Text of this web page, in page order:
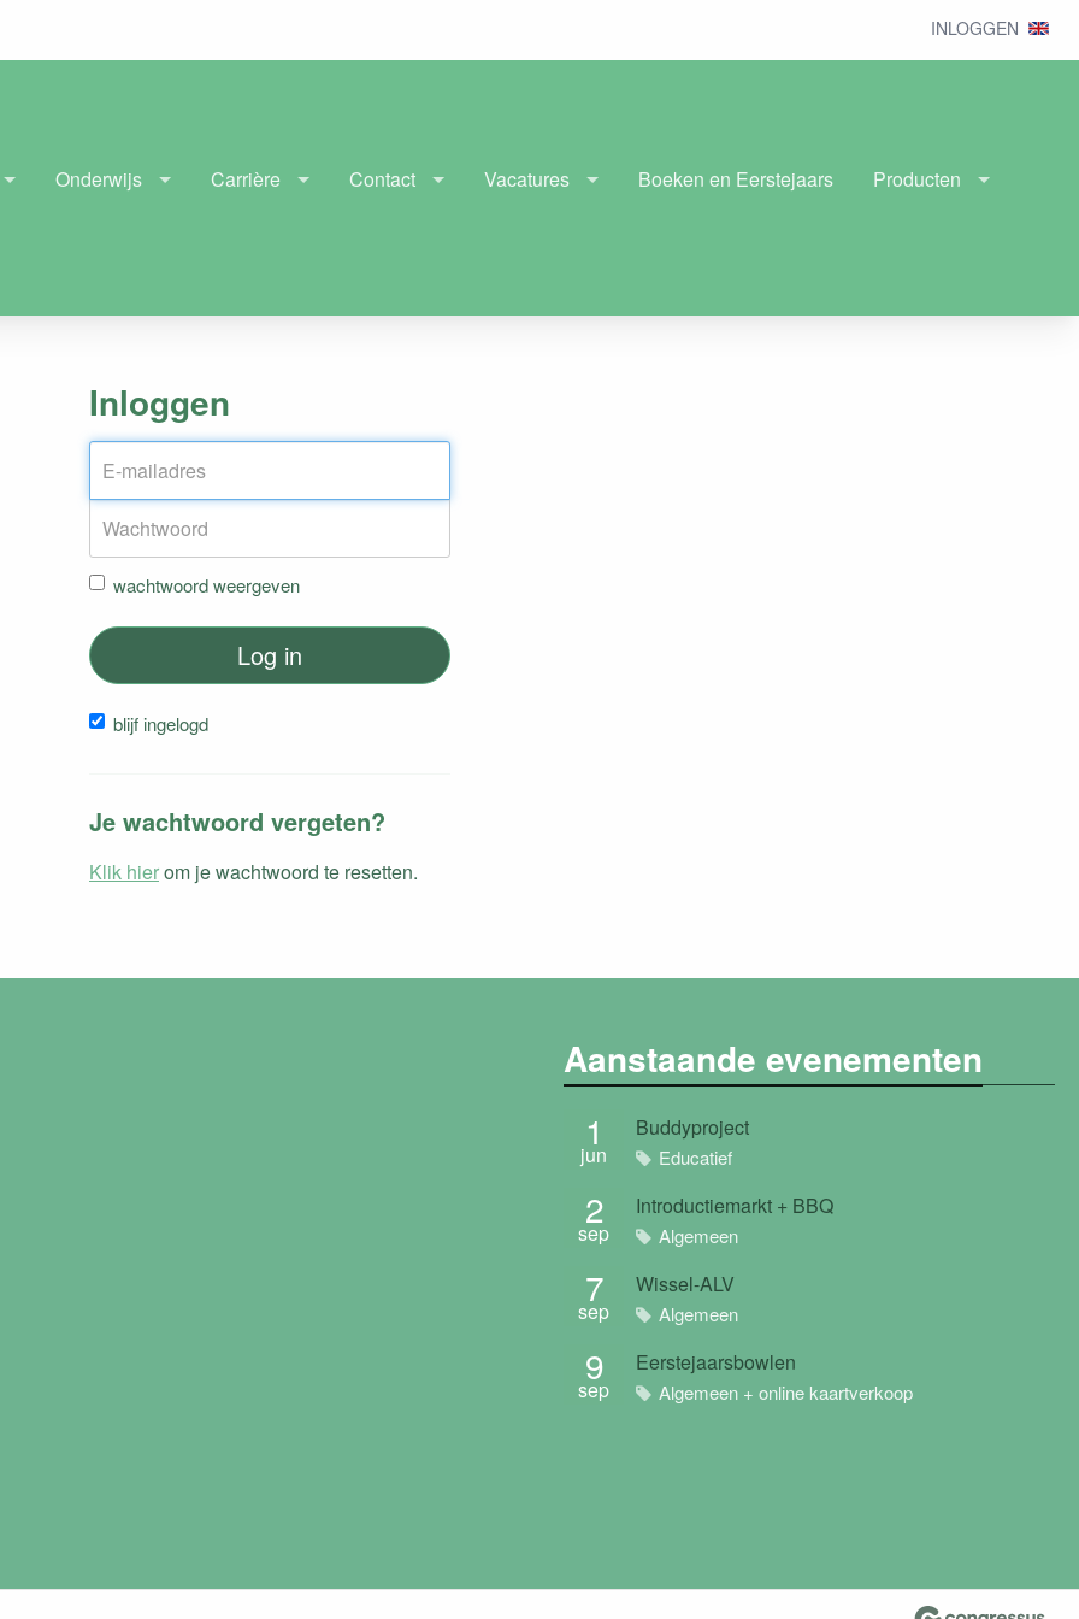
INLOGGEN
Onderwijs Carrière Contact Vacatures Boeken en Eerstejaars Producten
Inloggen
wachtwoord weergeven
Log in
blijf ingelogd
Je wachtwoord vergeten?
Klik hierom je wachtwoord te resetten.
Aanstaande evenementen
1
jun
Buddyproject
Educatief
2
sep
Introductiemarkt + BBQ
Algemeen
7
sep
Wissel-ALV
Algemeen
9
sep
Eerstejaarsbowlen
Algemeen + online kaartverkoop